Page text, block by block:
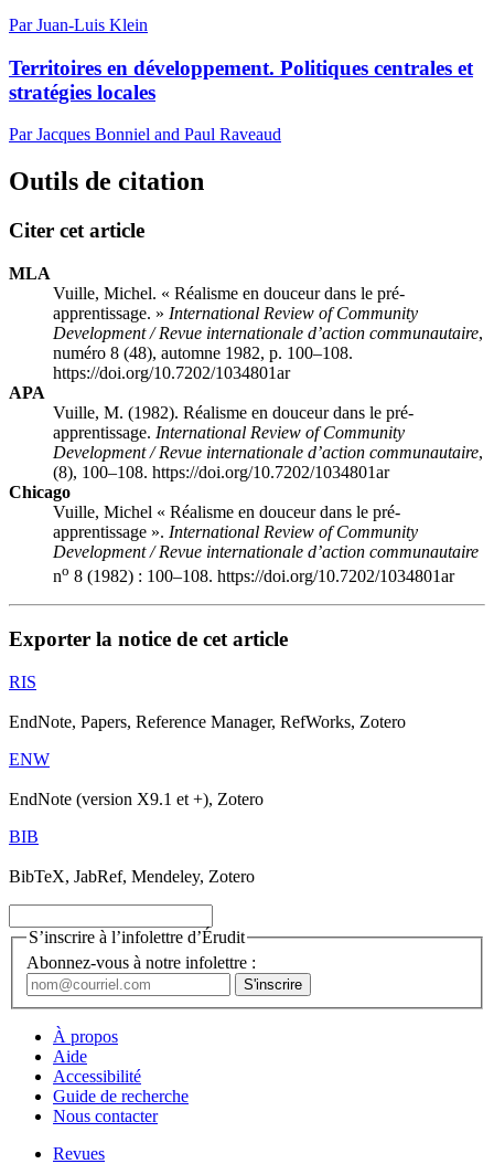
Par Juan-Luis Klein
Territoires en développement. Politiques centrales et
stratégies locales
Par Jacques Bonniel and Paul Raveaud
Outils de citation
Citer cet article
MLA
Vuille, Michel. « Réalisme en douceur dans le pré-
apprentissage. » International Review of Community
Development / Revue internationale d’action communautaire,
numéro 8 (48), automne 1982, p. 100–108.
https://doi.org/10.7202/1034801ar
APA
Vuille, M. (1982). Réalisme en douceur dans le pré-
apprentissage. International Review of Community
Development / Revue internationale d’action communautaire,
(8), 100–108. https://doi.org/10.7202/1034801ar
Chicago
Vuille, Michel « Réalisme en douceur dans le pré-
apprentissage ». International Review of Community
Development / Revue internationale d’action communautaire
no 8 (1982) : 100–108. https://doi.org/10.7202/1034801ar
Exporter la notice de cet article
RIS
EndNote, Papers, Reference Manager, RefWorks, Zotero
ENW
EndNote (version X9.1 et +), Zotero
BIB
BibTeX, JabRef, Mendeley, Zotero
S’inscrire à l’infolettre d’Érudit
Abonnez-vous à notre infolettre :
À propos
Aide
Accessibilité
Guide de recherche
Nous contacter
Revues